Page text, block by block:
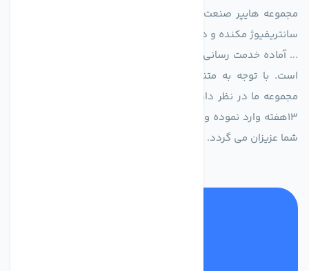
مجموعه هایپر صنعت ایران در امر تولید و واردات انواع فن های
سانتریفیوژ مکنده و دمنده آکسیال، سقفی، بین کانالی، مرغداری و
... آماده خدمت رسانی به شرکت های تولیدی، صنعتی و ساختمانی
است. با توجه به متنوع بودن فن های تولیدی کمپانی اروپایی
مجموعه ما در نظر دارد کالاهای تخصصی شما عزیزان رو در صرف
13هفته وارد نموده و این عمر باعث صرفه جویی در هزینه و زمان
شما عزیزان می گردد.